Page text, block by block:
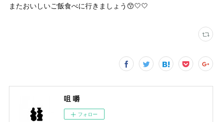
またおいしいご飯食べに行きましょう😙🤍🤍
咀 嚼
フォロー